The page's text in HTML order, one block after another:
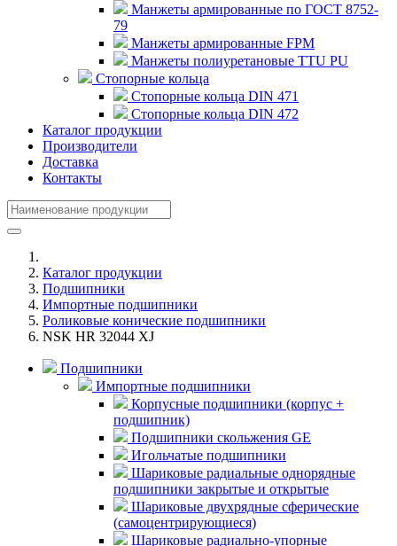
Манжеты армированные по ГОСТ 8752-
79
Манжеты армированные FPM
Манжеты полиуретановые TTU PU
Стопорные кольца
Стопорные кольца DIN 471
Стопорные кольца DIN 472
Каталог продукции
Производители
Доставка
Контакты
Каталог продукции
Подшипники
Импортные подшипники
Роликовые конические подшипники
NSK HR 32044 XJ
Подшипники
Импортные подшипники
Корпусные подшипники (корпус +
подшипник)
Подшипники скольжения GE
Игольчатые подшипники
Шариковые радиальные однорядные
подшипники закрытые и открытые
Шариковые двухрядные сферические
(самоцентрирующиеся)
Шариковые радиально-упорные